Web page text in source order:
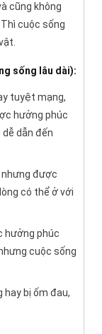
cũng không
cuộc sống
sống lâu dài):
tuyệt mạng,
hưởng phúc
dẫn đến
nhưng được
có thể ở với
hưởng phúc
cuộc sống
bị ốm đau,